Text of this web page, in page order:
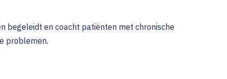
begeleidt en coacht patiënten met chronische
problemen.